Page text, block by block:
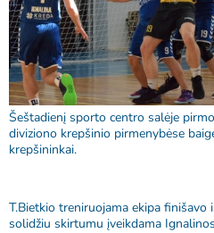
Šeštadienį sporto centro salėje
diviziono krepšinio pirmenybėse
krepšininkai.
T.Bietkio treniruojama ekipa finišavo
solidžiu skirtumu įveikdama